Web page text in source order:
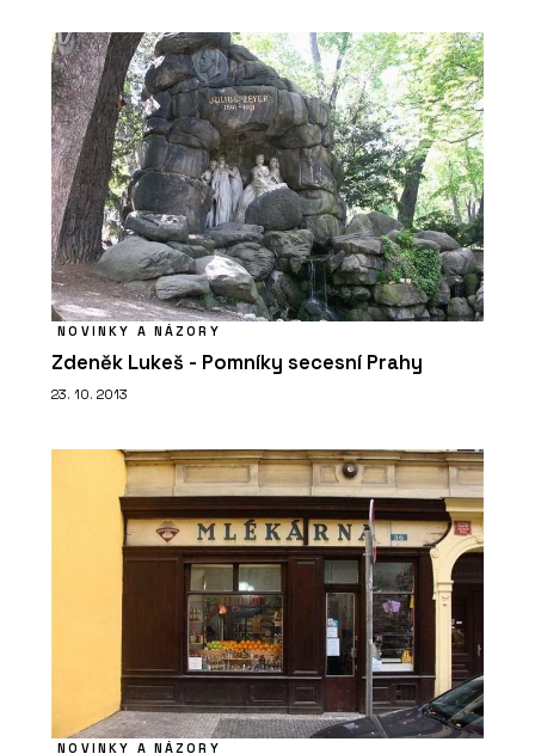
NOVINKY A NÁZORY
Zdeněk Lukeš - Pomníky secesní Prahy
23. 10. 2013
NOVINKY A NÁZORY